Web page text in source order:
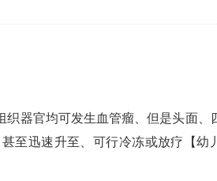
器官均可发生血管瘤、但是头面、
至迅速升至、可行冷冻或放疗【幼